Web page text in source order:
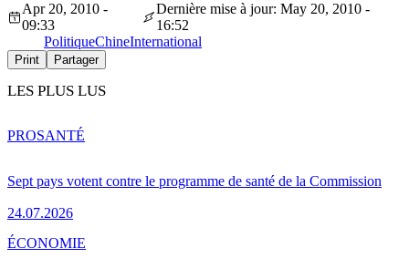
Apr 20, 2010 -
09:33
Dernière mise à jour: May 20, 2010 -
16:52
PolitiqueChineInternational
Print Partager
LES PLUS LUS
Sept pays votent contre le programme de santé de la Commission
24.07.2026
PROSANTÉ
ÉCONOMIE